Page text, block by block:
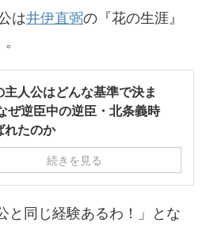
は井伊直弼の『花の生涯』
主人公はどんな基準で決ま
ぜ逆臣中の逆臣・北条義時
れたのか
続きを見る
と同じ経験あるわ！」とな